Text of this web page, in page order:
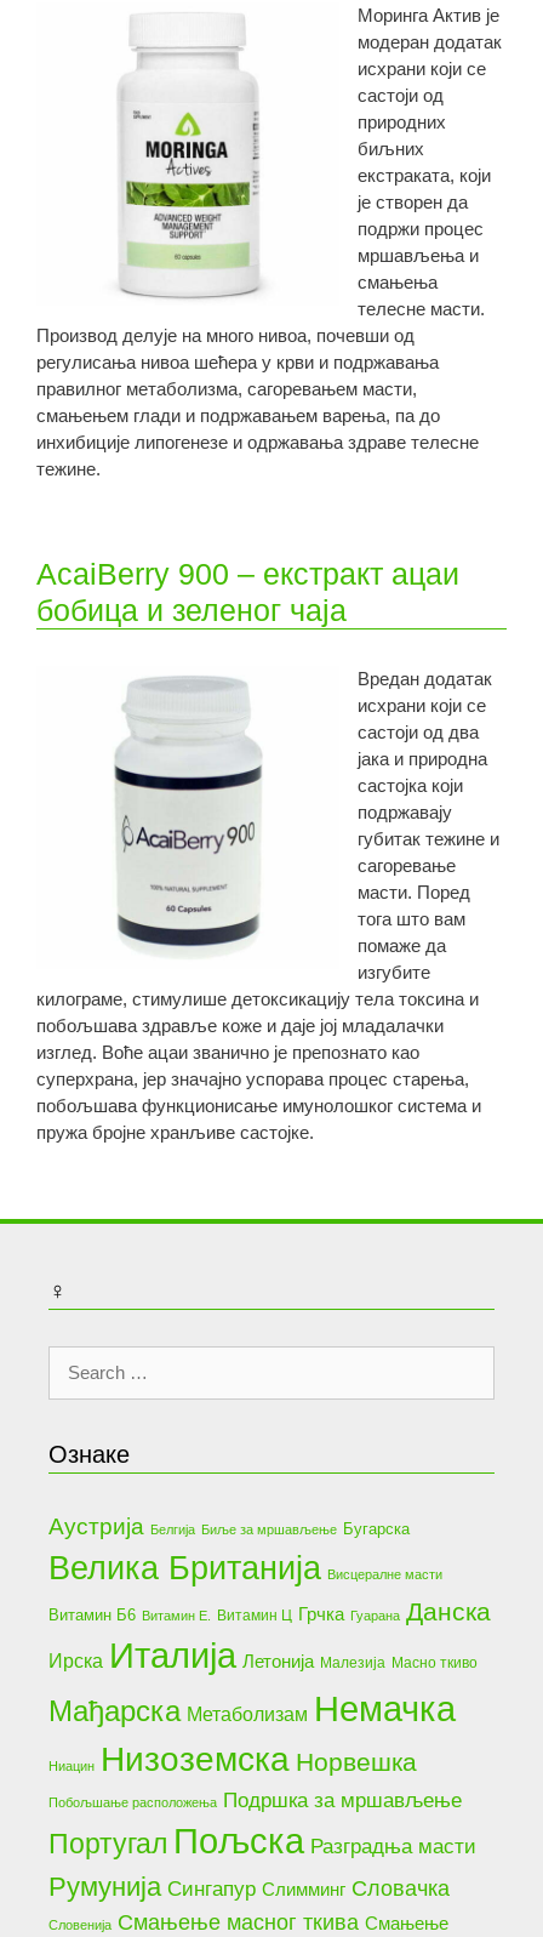
Моринга Актив је
модеран додатак
исхрани који се
састоји од
природних
биљних
екстраката, који
је створен да
подржи процес
мршављења и
смањења
телесне масти.
Производ делује на много нивоа, почевши од
регулисања нивоа шећера у крви и подржавања
правилног метаболизма, сагоревањем масти,
смањењем глади и подржавањем варења, па до
инхибиције липогенезе и одржавања здраве телесне
тежине.
AcaiBerry 900 – екстракт ацаи
бобица и зеленог чаја
Вредан додатак
исхрани који се
састоји од два
јака и природна
састојка који
подржавају
губитак тежине и
сагоревање
масти. Поред
тога што вам
помаже да
изгубите
килограме, стимулише детоксикацију тела токсина и
побољшава здравље коже и даје јој младалачки
изглед. Воће ацаи званично је препознато као
суперхрана, јер значајно успорава процес старења,
побољшава функционисање имунолошког система и
пружа бројне хранљиве састојке.
♀
Search
Ознаке
Аустрија Белгија Биље за мршављење Бугарска
Велика Британија Висцералне масти
Витамин Б6 Витамин Е. Витамин Ц Грчка Гуарана Данска
Ирска Италија Летонија Малезија Масно ткиво
Мађарска Метаболизам Немачка
Ниацин Низоземска Норвешка
Побољшање расположења Подршка за мршављење
Португал Пољска Разградња масти
Румунија Сингапур Слимминг Словачка
Словенија Смањење масног ткива Смањење